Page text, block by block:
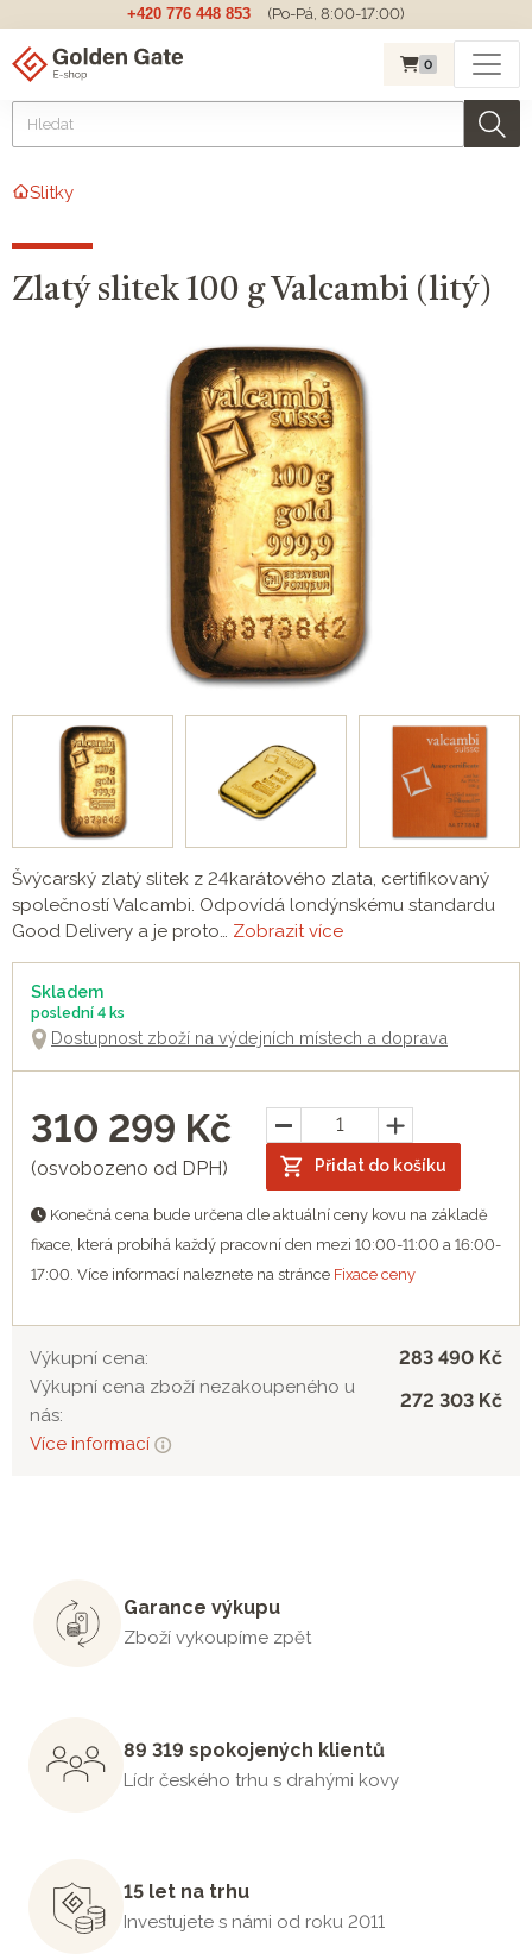
+420 776 448 853 (Po-Pá, 8:00-17:00)
0
Slitky
Zlatý slitek 100 g Valcambi (litý)
Švýcarský zlatý slitek z 24karátového zlata, certifikovaný
společností Valcambi. Odpovídá londýnskému standardu
Good Delivery a je proto… Zobrazit více
Skladem
poslední 4 ks
Dostupnost zboží na výdejních místech a doprava
310 299 Kč
(osvobozeno od DPH) Přidat do košíku
Konečná cena bude určena dle aktuální ceny kovu na základě
fixace, která probíhá každý pracovní den mezi 10:00-11:00 a 16:00-
17:00. Více informací naleznete na stránce Fixace ceny
Výkupní cena: 283 490 Kč
Výkupní cena zboží nezakoupeného u
nás:
272 303 Kč
Více informací
Garance výkupu
Zboží vykoupíme zpět
89 319 spokojených klientů
Lídr českého trhu s drahými kovy
15 let na trhu
Investujete s námi od roku 2011